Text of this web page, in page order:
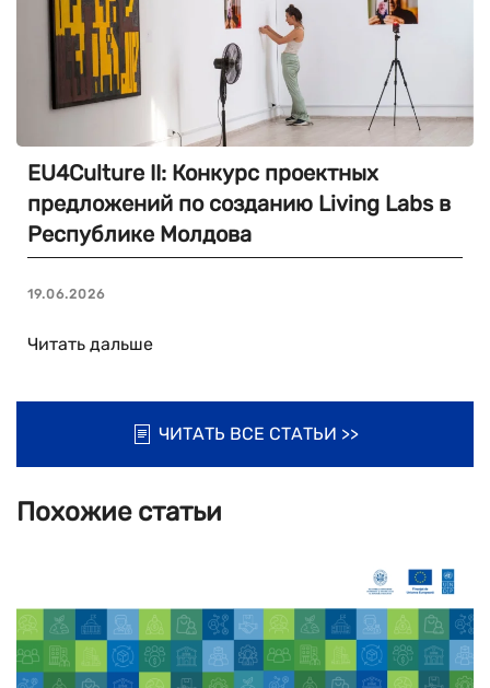
EU4Culture II: Конкурс проектных
предложений по созданию Living Labs в
Республике Молдова
19.06.2026
Читать дальше
ЧИТАТЬ ВСЕ СТАТЬИ >>
Похожие статьи